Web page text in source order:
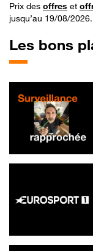
Prix des offres et
jusqu’au 19/08/2026.
Les bons